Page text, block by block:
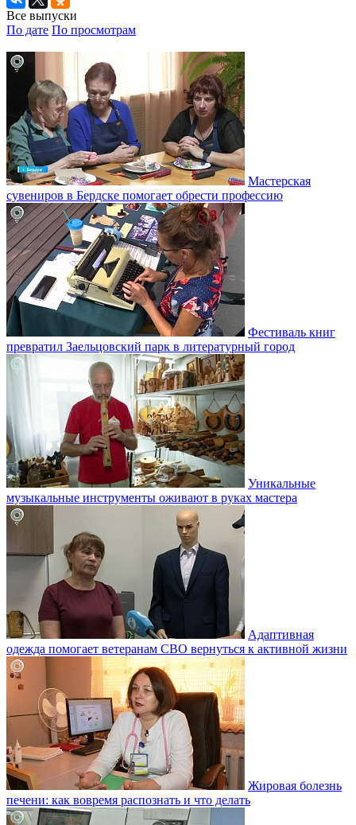
Все выпуски
По дате По просмотрам
Мастерская
сувениров в Бердске помогает обрести профессию
Фестиваль книг
превратил Заельцовский парк в литературный город
Уникальные
музыкальные инструменты оживают в руках мастера
Адаптивная
одежда помогает ветеранам СВО вернуться к активной жизни
Жировая болезнь
печени: как вовремя распознать и что делать